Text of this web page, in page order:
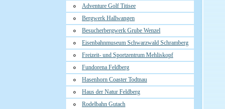
Adventure Golf Titisee
Bergwerk Hallwangen
Besucherbergwerk Grube Wenzel
Eisenbahnmuseum Schwarzwald Schramberg
Freizeit- und Sportzentrum Mehliskopf
Fundorena Feldberg
Hasenhorn Coaster Todtnau
Haus der Natur Feldberg
Rodelbahn Gutach